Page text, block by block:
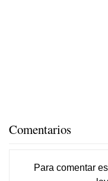
Comentarios
Para comentar